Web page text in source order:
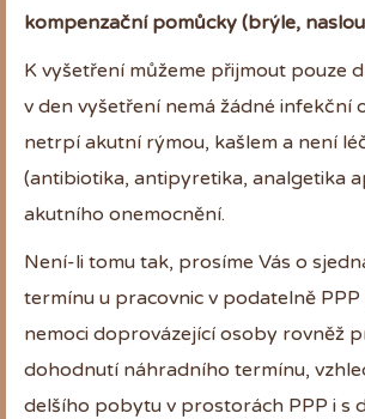
kompenzační pomůcky (brýle,
K vyšetření můžeme přijmout pouze
v den vyšetření nemá žádné infekční
netrpí akutní rýmou, kašlem a není
(antibiotika, antipyretika, analgetika
akutního onemocnění.
Není-li tomu tak, prosíme Vás o
termínu u pracovnic v podatelně
nemoci doprovázející osoby rovněž
dohodnutí náhradního termínu,
delšího pobytu v prostorách PPP i s